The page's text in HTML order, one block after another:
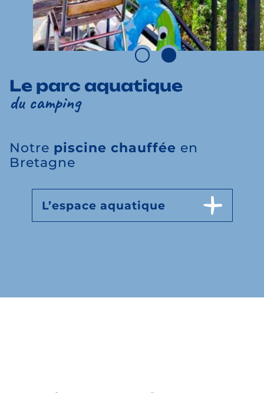
Le parc aquatique
du camping
Notre piscine chauffée en
Bretagne
L’espace aquatique